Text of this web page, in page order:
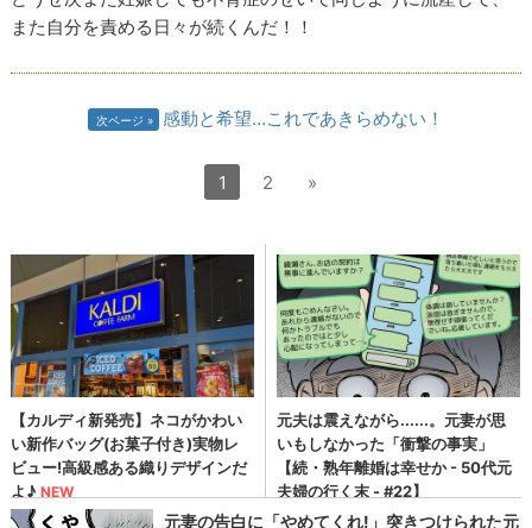
また自分を責める日々が続くんだ！！
次ページ 感動と希望…これであきらめない！
1 2 »